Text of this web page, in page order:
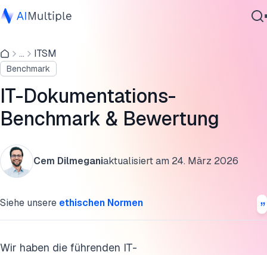
Agentische KI
Cybersicherheit
Daten
Unternehmenssoftware
Dienstleistungen
... ITSM
Benchmark
IT-Dokumentations-
Benchmark & Bewertung
Cem Dilmeganiaktualisiert am 24. März 2026
Siehe unsere ethischen Normen
Wir haben die führenden IT-
Leistungsübersicht
Funktionsvergleich
Gemeinsame Funktionen
Methodik